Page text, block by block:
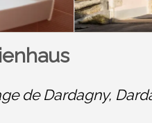
de Dardagny,